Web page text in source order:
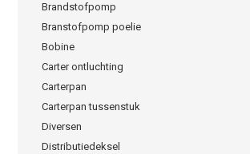
Brandstofpomp
Branstofpomp poelie
Bobine
Carter ontluchting
Carterpan
Carterpan tussenstuk
Diversen
Distributiedeksel